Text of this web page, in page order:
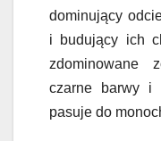
dominujący
i budujący ich
zdominowane
czarne barwy i
pasuje do